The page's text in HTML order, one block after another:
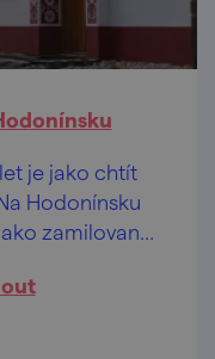
je jako chtít
Hodonínsku
zamilovaný